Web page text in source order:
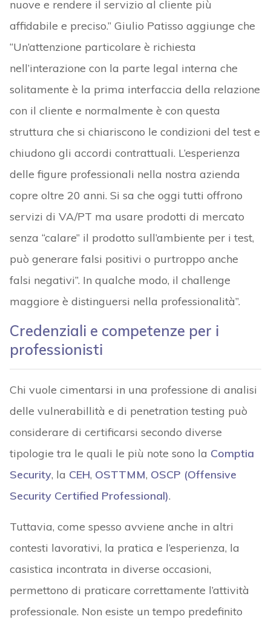
nuove e rendere il servizio al cliente più
affidabile e preciso.” Giulio Patisso aggiunge che
“Un’attenzione particolare è richiesta
nell’interazione con la parte legal interna che
solitamente è la prima interfaccia della relazione
con il cliente e normalmente è con questa
struttura che si chiariscono le condizioni del test e
chiudono gli accordi contrattuali. L’esperienza
delle figure professionali nella nostra azienda
copre oltre 20 anni. Si sa che oggi tutti offrono
servizi di VA/PT ma usare prodotti di mercato
senza “calare” il prodotto sull’ambiente per i test,
può generare falsi positivi o purtroppo anche
falsi negativi”. In qualche modo, il challenge
maggiore è distinguersi nella professionalità”.
Credenziali e competenze per i
professionisti
Chi vuole cimentarsi in una professione di analisi
delle vulnerabillità e di penetration testing può
considerare di certificarsi secondo diverse
tipologie tra le quali le più note sono la Comptia
Security, la CEH, OSTTMM, OSCP (Offensive
Security Certified Professional).
Tuttavia, come spesso avviene anche in altri
contesti lavorativi, la pratica e l’esperienza, la
casistica incontrata in diverse occasioni,
permettono di praticare correttamente l’attività
professionale. Non esiste un tempo predefinito